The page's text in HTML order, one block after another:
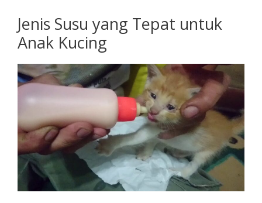
Jenis Susu yang Tepat untuk
Anak Kucing